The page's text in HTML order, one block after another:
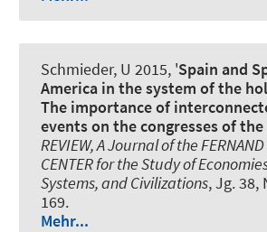
Schmieder, U 2015, 'Spain and
America in the system of the
The importance of
events on the congresses of
REVIEW, A Journal of the FERNAND
CENTER for the Study of
Systems, and Civilizations, Jg. 38,
169.
Mehr...